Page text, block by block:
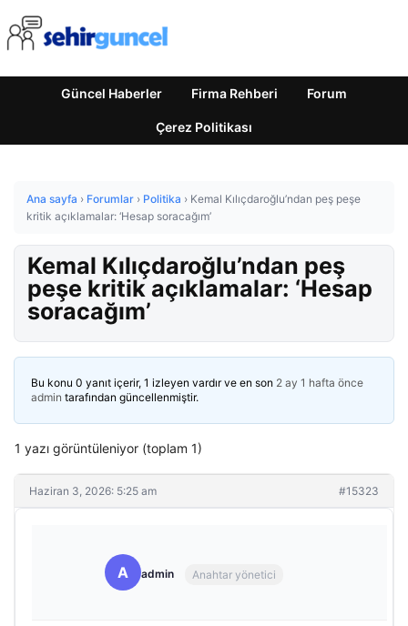
Güncel Haberler Firma Rehberi Forum
Çerez Politikası
Ana sayfa › Forumlar › Politika › Kemal Kılıçdaroğlu’ndan peş peşe
kritik açıklamalar: ‘Hesap soracağım’
Kemal Kılıçdaroğlu’ndan peş
peşe kritik açıklamalar: ‘Hesap
soracağım’
Bu konu 0 yanıt içerir, 1 izleyen vardır ve en son 2 ay 1 hafta önce
admin tarafından güncellenmiştir.
1 yazı görüntüleniyor (toplam 1)
Haziran 3, 2026: 5:25 am #15323
A admin Anahtar yönetici